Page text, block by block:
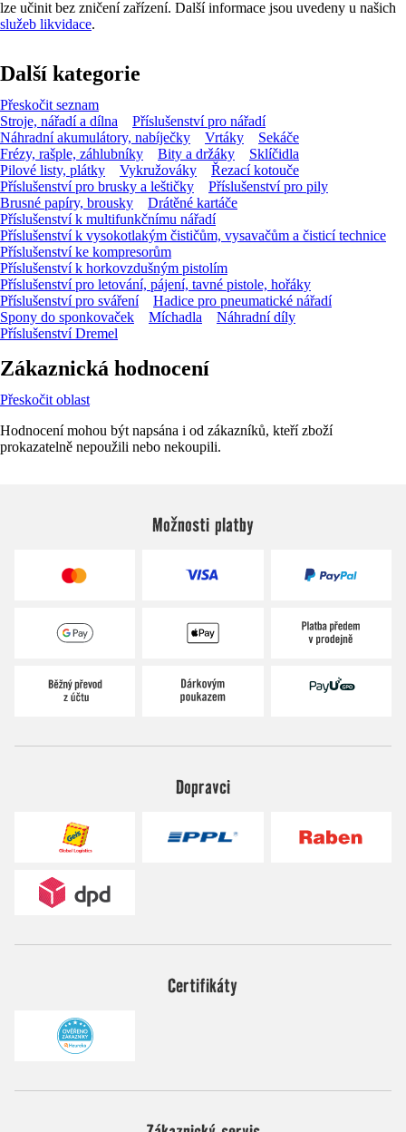
lze učinit bez zničení zařízení. Další informace jsou uvedeny u našich
služeb likvidace.
Další kategorie
Přeskočit seznam
Stroje, nářadí a dílna
Příslušenství pro nářadí
Náhradní akumulátory, nabíječky
Vrtáky
Sekáče
Frézy, rašple, záhlubníky
Bity a držáky
Sklíčidla
Pilové listy, plátky
Vykružováky
Řezací kotouče
Příslušenství pro brusky a leštičky
Příslušenství pro pily
Brusné papíry, brousky
Drátěné kartáče
Příslušenství k multifunkčnímu nářadí
Příslušenství k vysokotlakým čističům, vysavačům a čisticí technice
Příslušenství ke kompresorům
Příslušenství k horkovzdušným pistolím
Příslušenství pro letování, pájení, tavné pistole, hořáky
Příslušenství pro sváření
Hadice pro pneumatické nářadí
Spony do sponkovaček
Míchadla
Náhradní díly
Příslušenství Dremel
Zákaznická hodnocení
Přeskočit oblast
Hodnocení mohou být napsána i od zákazníků, kteří zboží
prokazatelně nepoužili nebo nekoupili.
Možnosti platby
Dopravci
Certifikáty